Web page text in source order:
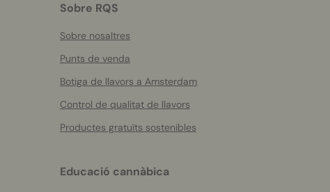
Sobre RQS
Sobre nosaltres
Punts de venda
Botiga de llavors a Amsterdam
Control de qualitat de llavors
Productes gratuïts sostenibles
Educació cannàbica